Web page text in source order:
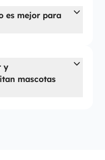
es mejor para
y
mascotas